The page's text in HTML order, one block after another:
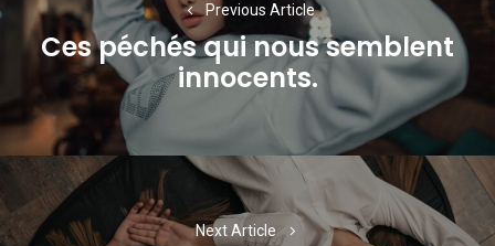
l’article
Previous Article
Previous
post:
Ces péchés qui nous semblent
innocents.
Next Article